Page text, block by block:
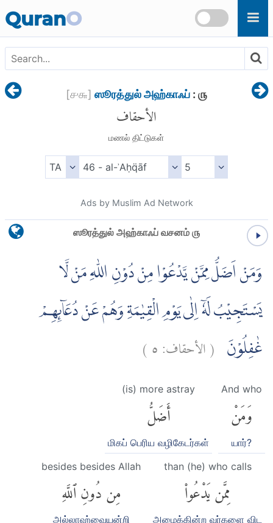
QuranO
[௪௬] ஸூரத்துல் அஹ்காஃப்: ௫
الأحقاف
மணல் திட்டுகள்
Ads by Muslim Ad Network
ஸூரத்துல் அஹ்காஃப் வசனம் ௫
وَمَنْ اَضَلُّ مِمَّنْ يَّدْعُوْا مِنْ دُوْنِ اللّٰهِ مَنْ لَّا
يَسْتَجِيْبُ لَهٗٓ اِلٰى يَوْمِ الْقِيٰمَةِ وَهُمْ عَنْ دُعَاۤىِٕهِمْ
غٰفِلُوْنَ (الأحقاف:٥)
And who
وَمَنْ
யார்?
(is) more astray
أَضَلُّ
மிகப் பெரிய வழிகேடர்கள்
than (he) who calls
مِمَّن يَدْعُوا۟
அழைக்கின்ற வர்களை விட
besides besides Allah
مِن دُونِ ٱللَّهِ
அல்லாஹ்வையன்றி